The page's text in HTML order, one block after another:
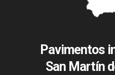
Pavimentos
San Martín